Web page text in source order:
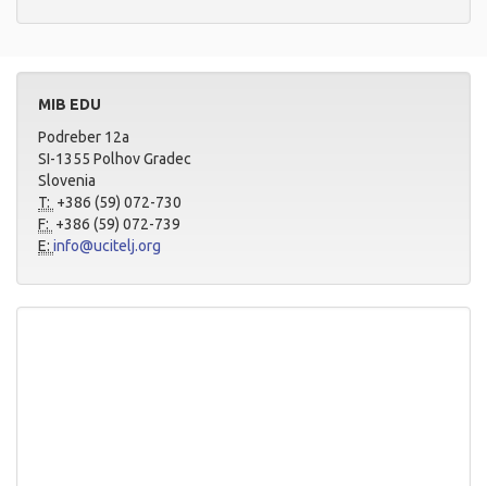
MIB EDU
Podreber 12a
SI-1355 Polhov Gradec
Slovenia
T: +386 (59) 072-730
F: +386 (59) 072-739
E: info@ucitelj.org